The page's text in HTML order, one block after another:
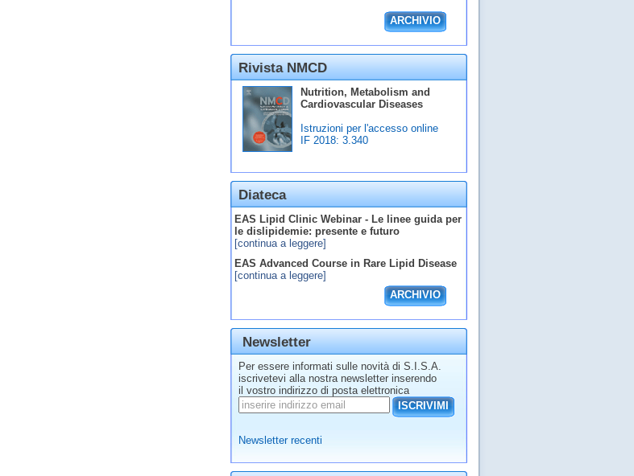
ARCHIVIO
Rivista NMCD
Nutrition, Metabolism and
Cardiovascular Diseases
Istruzioni per l'accesso online
IF 2018: 3.340
Diateca
EAS Lipid Clinic Webinar - Le linee guida per
le dislipidemie: presente e futuro
[continua a leggere]
EAS Advanced Course in Rare Lipid Disease
[continua a leggere]
ARCHIVIO
Newsletter
Per essere informati sulle novità di S.I.S.A.
iscrivetevi alla nostra newsletter inserendo
il vostro indirizzo di posta elettronica
ISCRIVIMI
Newsletter recenti